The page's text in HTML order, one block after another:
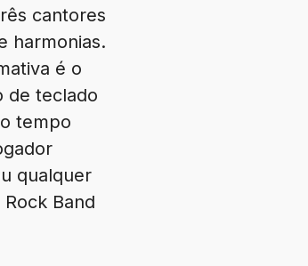
cantores
harmonias.
é o
de teclado
tempo
qualquer
Band